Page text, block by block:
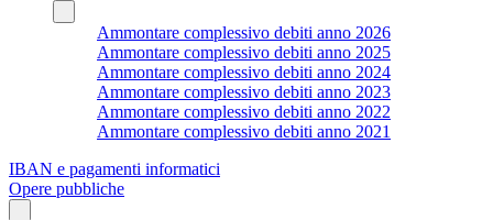
Ammontare complessivo debiti anno 2026
Ammontare complessivo debiti anno 2025
Ammontare complessivo debiti anno 2024
Ammontare complessivo debiti anno 2023
Ammontare complessivo debiti anno 2022
Ammontare complessivo debiti anno 2021
IBAN e pagamenti informatici
Opere pubbliche